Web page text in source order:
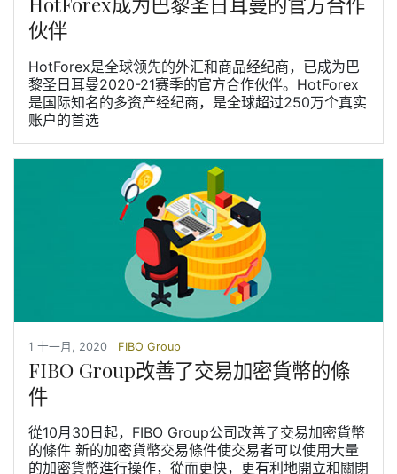
伙伴
HotForex是全球领先的外汇和商品经纪商，已成为巴
黎圣日耳曼2020-21赛季的官方合作伙伴。HotForex
是国际知名的多资产经纪商，是全球超过250万个真实
账户的首选
1 十一月, 2020 FIBO Group
FIBO Group改善了交易加密貨幣的條
件
從10月30日起，FIBO Group公司改善了交易加密貨幣
的條件 新的加密貨幣交易條件使交易者可以使用大量
的加密貨幣進行操作，從而更快，更有利地開立和關閉